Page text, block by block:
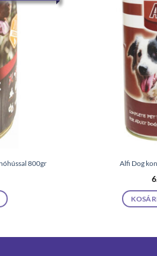
800gr Alfi Dog